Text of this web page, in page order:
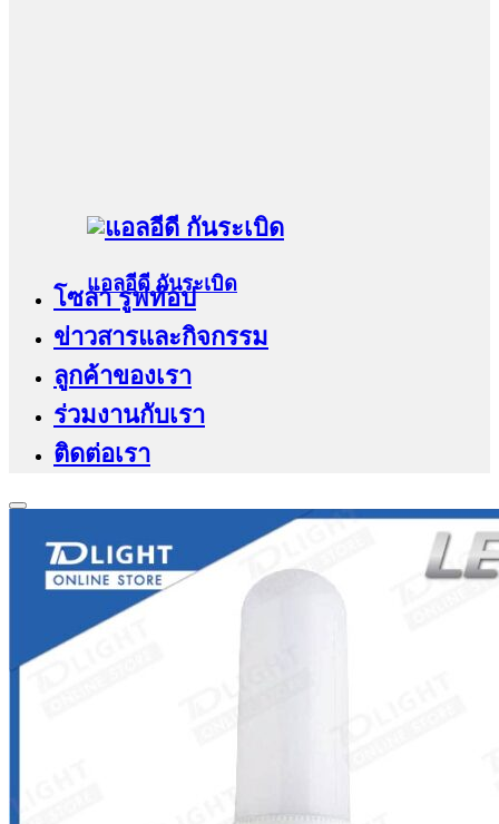
แอลอีดี กันระเบิด
โซล่า รูฟท๊อป
ข่าวสารและกิจกรรม
ลูกค้าของเรา
ร่วมงานกับเรา
ติดต่อเรา